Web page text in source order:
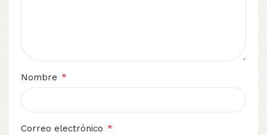
Nombre *
Correo electrónico *